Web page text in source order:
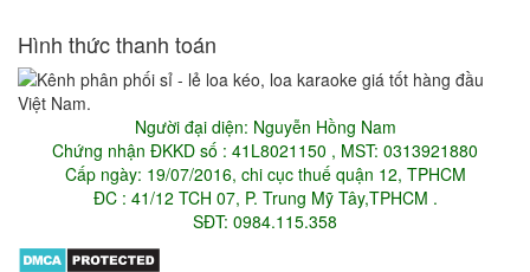
Hình thức thanh toán
Người đại diện: Nguyễn Hồng Nam
Chứng nhận ĐKKD số : 41L8021150 , MST: 0313921880
Cấp ngày: 19/07/2016, chi cục thuế quận 12, TPHCM
ĐC : 41/12 TCH 07, P. Trung Mỹ Tây,TPHCM .
SĐT: 0984.115.358